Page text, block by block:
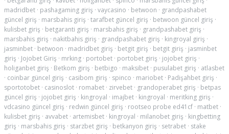
madridbet · pashagaming giriş · vaycasino · betwoon · grandpashabet
güncel giriş · marsbahis giriş · tarafbet güncel giriş · betwoon güncel giriş ·
kulisbet giriş · betgaranti giriş · marsbahis giriş · grandpashabet giriş ·
marsbahis giriş · nakitbahis giriş · grandpashabet giriş · kingroyal giriş ·
jasminbet · betwoon · madridbet giriş · betgit giriş · betgit giriş · jasminbet
giriş · Jojobet Giriş · mrking · portobet · portobet giriş · jojobet giriş ·
holiganbet giriş · Betkom giriş · betbigo · maksibet · pusulabet giriş · atlasbet
· coinbar güncel giriş · casibom giriş · spinco · mariobet · Padişahbet giriş ·
sportotobet · casinoslot · romabet · zirvebet · grandoperabet giriş · betpas
güncel giriş · jojobet giriş · kingroyal · imajbet · kingroyal · meritking giriş ·
vdcasino güncel giriş · redwin güncel giriş · rootseo probe ed41cf · matbet ·
kulisbet giriş · avvabet · artemisbet · kingroyal · milanobet giriş · kingbetting
giriş · marsbahis giriş · starzbet giriş · betkanyon giriş · setrabet · stake